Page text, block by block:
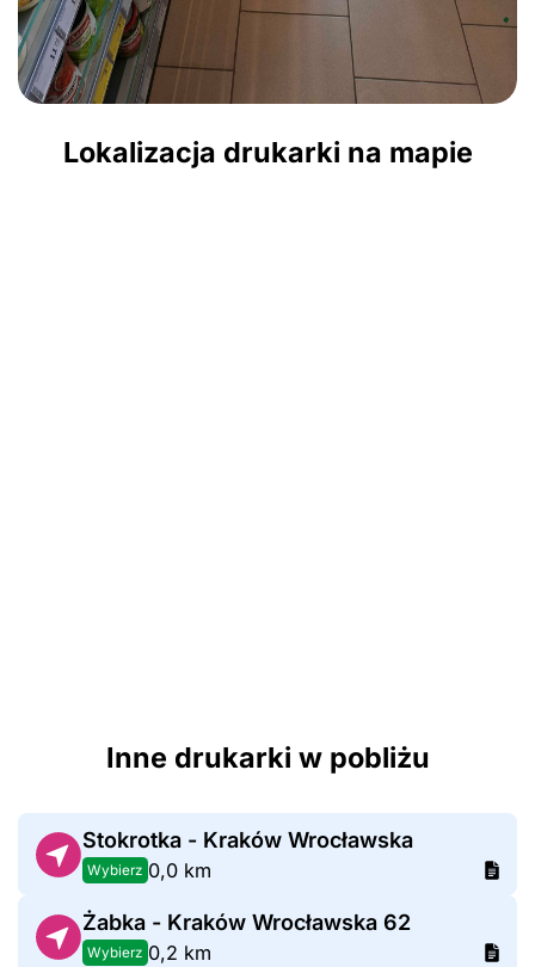
Lokalizacja drukarki na mapie
Inne drukarki w pobliżu
Stokrotka - Kraków Wrocławska
Wybierz 0,0 km
Żabka - Kraków Wrocławska 62
Wybierz 0,2 km